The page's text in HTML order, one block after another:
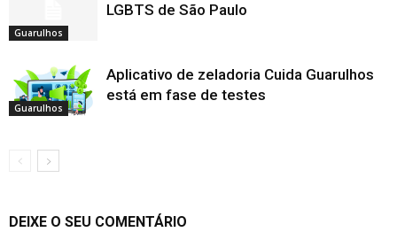
Guarulhos
LGBTS de São Paulo
Guarulhos
Aplicativo de zeladoria Cuida Guarulhos
está em fase de testes
DEIXE O SEU COMENTÁRIO